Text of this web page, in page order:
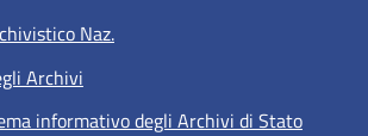
Naz.
Archivi
informativo degli Archivi di Stato